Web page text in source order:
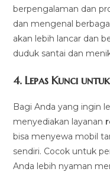
berpengalaman dan
dan mengenal
akan lebih lancar dan
duduk santai dan
4.Lepas Kunci untuk
Bagi Anda yang ingin
menyediakan layanan
bisa menyewa mobil
sendiri. Cocok untuk
Anda lebih nyaman